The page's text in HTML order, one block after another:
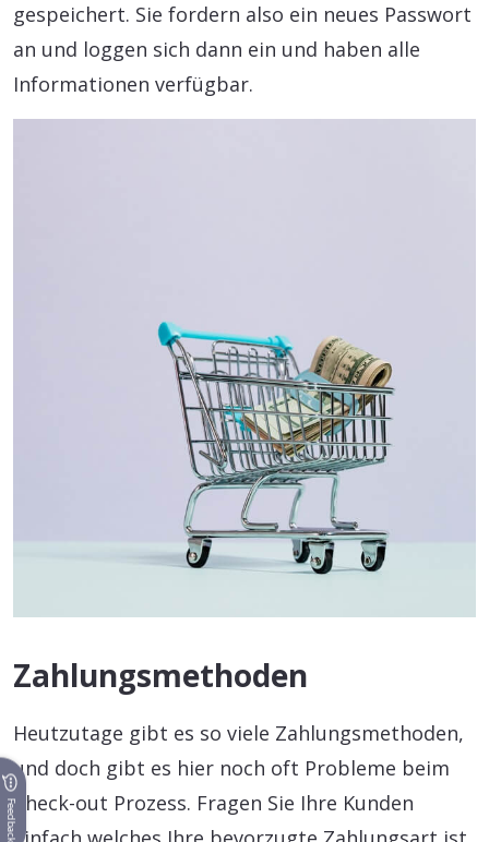
gespeichert. Sie fordern also ein neues Passwort
an und loggen sich dann ein und haben alle
Informationen verfügbar.
Zahlungsmethoden
Heutzutage gibt es so viele Zahlungsmethoden,
und doch gibt es hier noch oft Probleme beim
Check-out Prozess. Fragen Sie Ihre Kunden
Feedback